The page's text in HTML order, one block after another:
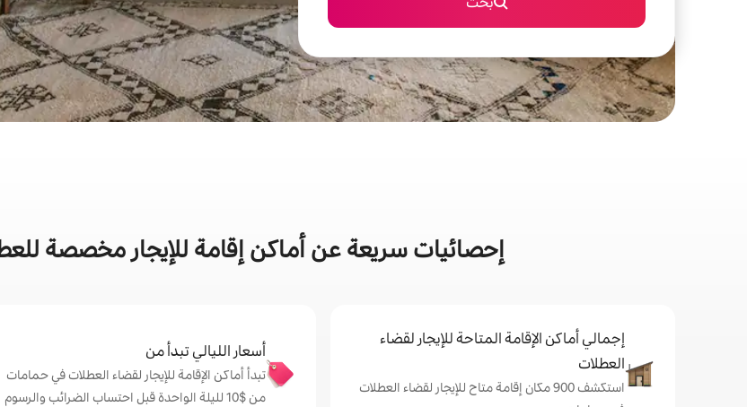
إحصائيات سريعة عن أماكن إقامة للإيجار مخصصة
إجمالي أماكن الإقامة المتاحة للإيجار لقضاء
العطلات
استكشف 900 مكان إقامة متاح للإيجار لقضاء العطلات
أسعار الليالي تبدأ من
تبدأ أماكن الإقامة للإيجار لقضاء العطلات في حمامات
من $‏10 لليلة الواحدة قبل احتساب الضرائب والرسوم